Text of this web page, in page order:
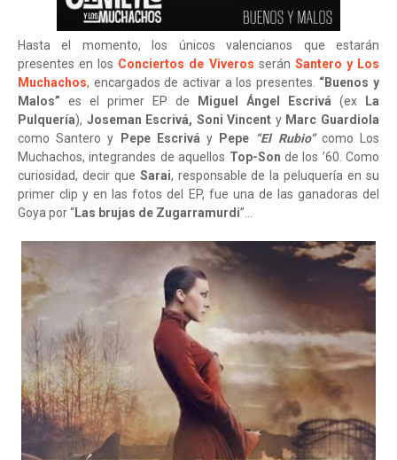
Hasta el momento, los únicos valencianos que estarán
presentes en los Conciertos de Viveros serán Santero y Los
Muchachos, encargados de activar a los presentes. “Buenos y
Malos” es el primer EP de Miguel Ángel Escrivá (ex
La
Pulquería), Joseman Escrivá, Soni Vincent y Marc Guardiola
como Santero y
Pepe Escriváy Pepe “El Rubio”como Los
Muchachos, integrandes de aquellos Top-Son de los ’60. Como
curiosidad, decir que Sarai, responsable de la peluquería en su
primer clip y en las fotos del EP, fue una de las ganadoras del
Goya por “Las brujas de Zugarramurdi”…